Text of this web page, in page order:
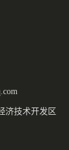
济技术开发区